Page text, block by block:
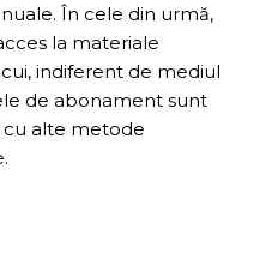
În cele din urmă,
la materiale
indiferent de mediul
de abonament sunt
alte metode